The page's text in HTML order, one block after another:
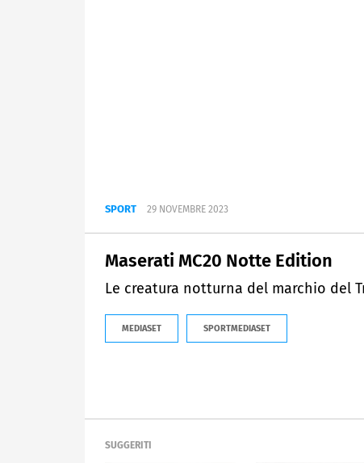
SPORT 29 NOVEMBRE 2023
Maserati MC20 Notte Edition
Le creatura notturna del marchio del
MEDIASET SPORTMEDIASET
SUGGERITI